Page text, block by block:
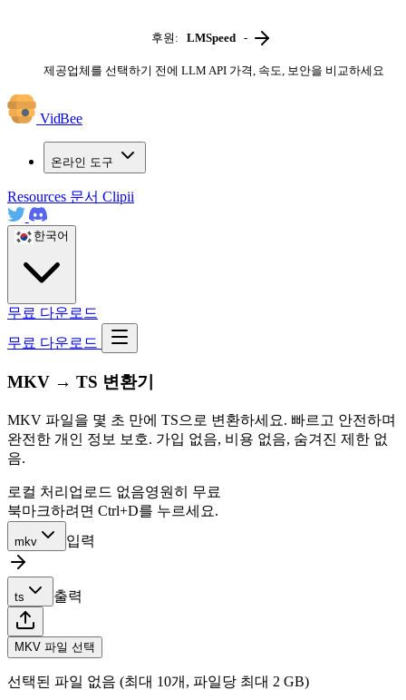
후원: LMSpeed -
제공업체를 선택하기 전에 LLM API 가격, 속도, 보안을 비교하세요
VidBee
온라인 도구
Resources 문서 Clipii
한국어
무료 다운로드
무료 다운로드
MKV → TS 변환기
MKV 파일을 몇 초 만에 TS으로 변환하세요. 빠르고 안전하며
완전한 개인 정보 보호. 가입 없음, 비용 없음, 숨겨진 제한 없
음.
로컬 처리 업로드 없음영원히 무료
북마크하려면 Ctrl+D를 누르세요.
mkv 입력
ts 출력
MKV 파일 선택
선택된 파일 없음 (최대 10개, 파일당 최대 2 GB)